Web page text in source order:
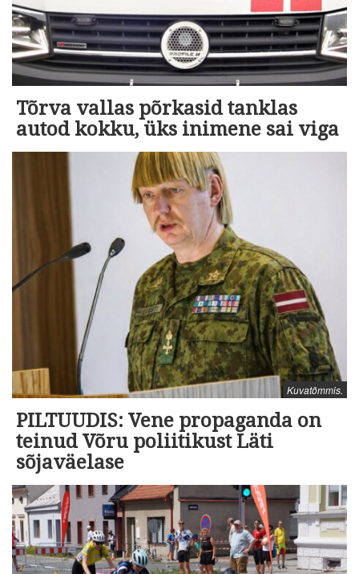
Tõrva vallas põrkasid tanklas
autod kokku, üks inimene sai viga
Kuvatõmmis.
PILTUUDIS: Vene propaganda on
teinud Võru poliitikust Läti
sõjaväelase